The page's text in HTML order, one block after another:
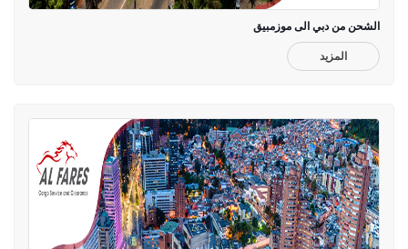
الشحن من دبي الى موزمبيق
المزيد